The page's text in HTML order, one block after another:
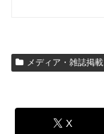
メディア・雑誌掲載
X